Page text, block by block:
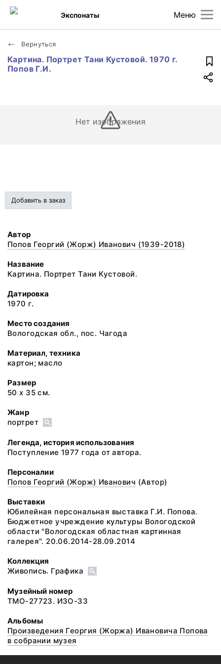
Меню
Экспонаты
Вернуться
Картина. Портрет Тани Кустовой. 1970 г.
Попов Г.И.
Нет изображения
Добавить в заказ
Автор
Попов Георгий (Жорж) Иванович (1939-2018)
Название
Картина. Портрет Тани Кустовой.
Датировка
1970 г.
Место создания
Вологодская обл., пос. Чагода
Материал, техника
картон; масло
Размер
50 х 35 см.
Жанр
портрет
Легенда, история использования
Поступление 1977 года от автора.
Персоналии
Попов Георгий (Жорж) Иванович (Автор)
Выставки
Юбилейная персональная выставка Г.И. Попова.
Бюджетное учреждение культуры Вологодской
области "Вологодская областная картинная
галерея". 20.06.2014-28.09.2014
Коллекция
Живопись. Графика
Музейный номер
ТМО-27723. ИЗО-33
Альбомы
Произведения Георгия (Жоржа) Ивановича Попова
в собрании музея